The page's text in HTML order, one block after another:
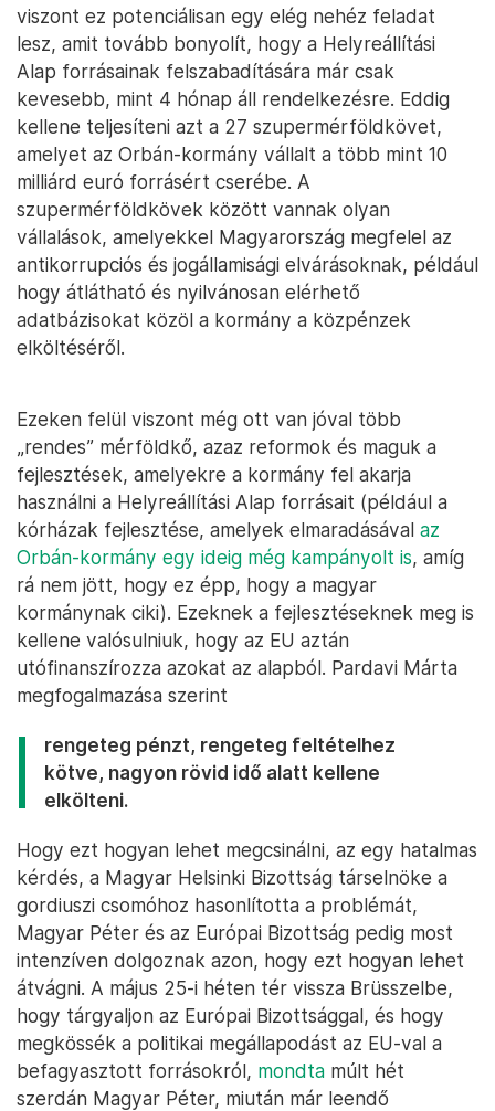
viszont ez potenciálisan egy elég nehéz feladat
lesz, amit tovább bonyolít, hogy a Helyreállítási
Alap forrásainak felszabadítására már csak
kevesebb, mint 4 hónap áll rendelkezésre. Eddig
kellene teljesíteni azt a 27 szupermérföldkövet,
amelyet az Orbán-kormány vállalt a több mint 10
milliárd euró forrásért cserébe. A
szupermérföldkövek között vannak olyan
vállalások, amelyekkel Magyarország megfelel az
antikorrupciós és jogállamisági elvárásoknak, például
hogy átlátható és nyilvánosan elérhető
adatbázisokat közöl a kormány a közpénzek
elköltéséről.
Ezeken felül viszont még ott van jóval több
„rendes” mérföldkő, azaz reformok és maguk a
fejlesztések, amelyekre a kormány fel akarja
használni a Helyreállítási Alap forrásait (például a
kórházak fejlesztése, amelyek elmaradásával az
Orbán-kormány egy ideig még kampányolt is, amíg
rá nem jött, hogy ez épp, hogy a magyar
kormánynak ciki). Ezeknek a fejlesztéseknek meg is
kellene valósulniuk, hogy az EU aztán
utófinanszírozza azokat az alapból. Pardavi Márta
megfogalmazása szerint
rengeteg pénzt, rengeteg feltételhez
kötve, nagyon rövid idő alatt kellene
elkölteni.
Hogy ezt hogyan lehet megcsinálni, az egy hatalmas
kérdés, a Magyar Helsinki Bizottság társelnöke a
gordiuszi csomóhoz hasonlította a problémát,
Magyar Péter és az Európai Bizottság pedig most
intenzíven dolgoznak azon, hogy ezt hogyan lehet
átvágni. A május 25-i héten tér vissza Brüsszelbe,
hogy tárgyaljon az Európai Bizottsággal, és hogy
megkössék a politikai megállapodást az EU-val a
befagyasztott forrásokról, mondta múlt hét
szerdán Magyar Péter, miután már leendő